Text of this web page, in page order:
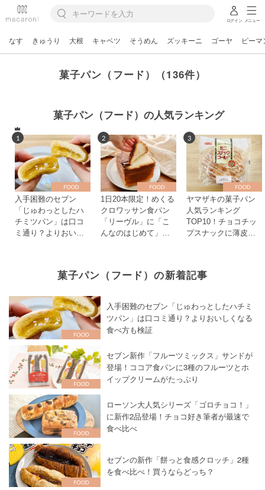
ログイン メニュー
なす きゅうり 大根 キャベツ そうめん ズッキーニ ゴーヤ ピーマ
菓子パン（フード）（136件）
菓子パン（フード）の人気ランキング
1
入手困難のセブン
「じゅわっとしたハ
チミツパン」は口コ
ミ通り？よりおいし
2
1日20本限定！めくる
クロワッサン食パン
「リーヴル」に「こ
んなのはじめて」
3
ヤマザキの菓子パン
人気ランキング
TOP10！チョコチッ
プスナックに薄皮パ
菓子パン（フード）の新着記事
入手困難のセブン「じゅわっとしたハチミ
ツパン」は口コミ通り？よりおいしくなる
食べ方も検証
セブン新作「フルーツミックス」サンドが
登場！ココア食パンに3種のフルーツとホ
イップクリームがたっぷり
ローソン大人気シリーズ「ゴロチョコ！」
に新作2品登場！チョコ好き筆者が最速で
食べ比べ
セブンの新作「餅っと食感クロッチ」2種
を食べ比べ！買うならどっち？